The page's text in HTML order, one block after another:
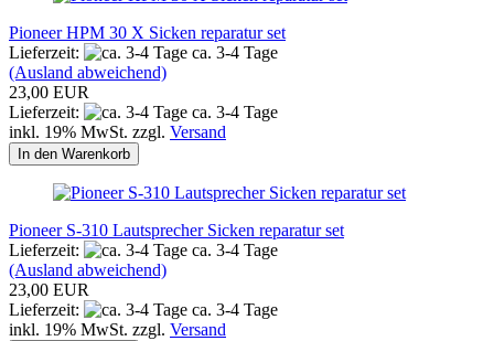
Pioneer HPM 30 X Sicken reparatur set
Lieferzeit:
ca. 3-4 Tage
(Ausland abweichend)
23,00 EUR
Lieferzeit:
ca. 3-4 Tage
inkl. 19% MwSt. zzgl. Versand
In den Warenkorb
Pioneer S-310 Lautsprecher Sicken reparatur set
Lieferzeit:
ca. 3-4 Tage
(Ausland abweichend)
23,00 EUR
Lieferzeit:
ca. 3-4 Tage
inkl. 19% MwSt. zzgl. Versand